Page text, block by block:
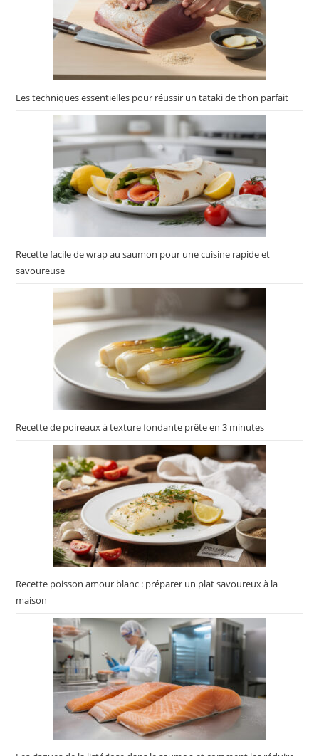
Les techniques essentielles pour réussir un tataki de thon parfait
Recette facile de wrap au saumon pour une cuisine rapide et
savoureuse
Recette de poireaux à texture fondante prête en 3 minutes
Recette poisson amour blanc : préparer un plat savoureux à la
maison